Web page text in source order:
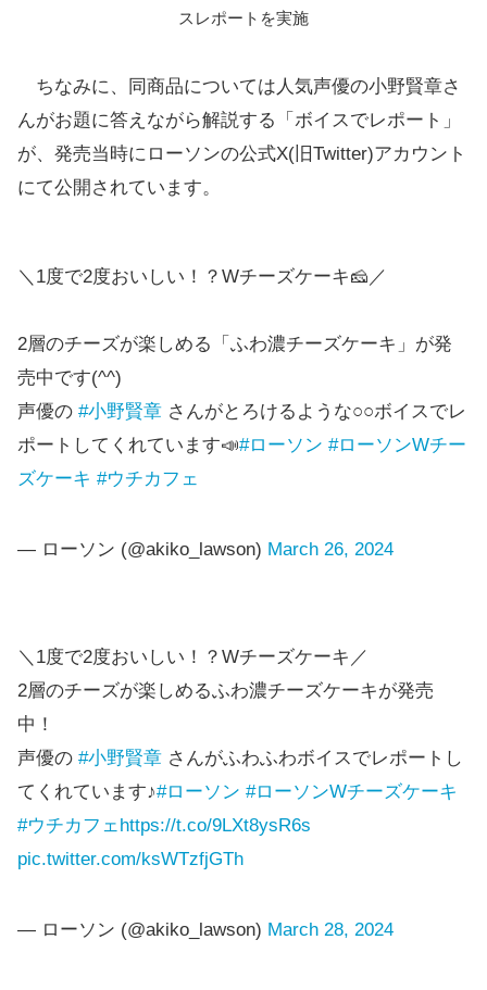
スレポートを実施
ちなみに、同商品については人気声優の小野賢章さ
んがお題に答えながら解説する「ボイスでレポート」
が、発売当時にローソンの公式X(旧Twitter)アカウント
にて公開されています。
＼1度で2度おいしい！？Wチーズケーキ🧀／
2層のチーズが楽しめる「ふわ濃チーズケーキ」が発
売中です(^^)
声優の #小野賢章 さんがとろけるような○○ボイスでレ
ポートしてくれています📣#ローソン #ローソンWチー
ズケーキ #ウチカフェ
— ローソン (@akiko_lawson) March 26, 2024
＼1度で2度おいしい！？Wチーズケーキ／
2層のチーズが楽しめるふわ濃チーズケーキが発売
中！
声優の #小野賢章 さんがふわふわボイスでレポートし
てくれています♪#ローソン #ローソンWチーズケーキ
#ウチカフェ https://t.co/9LXt8ysR6s
pic.twitter.com/ksWTzfjGTh
— ローソン (@akiko_lawson) March 28, 2024